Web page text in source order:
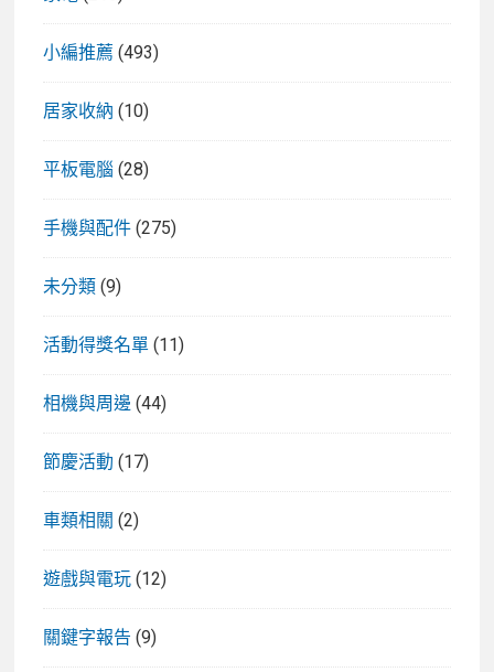
小編推薦 (493)
居家收納 (10)
平板電腦 (28)
手機與配件 (275)
未分類 (9)
活動得獎名單 (11)
相機與周邊 (44)
節慶活動 (17)
車類相關 (2)
遊戲與電玩 (12)
關鍵字報告 (9)